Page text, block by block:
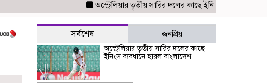
অস্ট্রেলিয়ার তৃতীয় সারির দলের কাছে ইনিংস ব্যবধানে হারল
সর্বশেষ জনপ্রিয়
অস্ট্রেলিয়ার তৃতীয় সারির দলের কাছে
ইনিংস ব্যবধানে হারল বাংলাদেশ